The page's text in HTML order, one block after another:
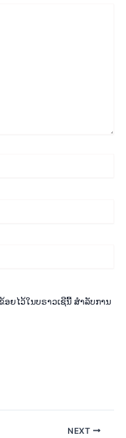
ອຍໄວ້ໃນບຣາວເຊີນີ້ ສຳລັບການ
NEXT